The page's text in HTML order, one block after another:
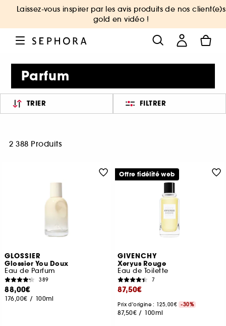
Laissez-vous inspirer par les avis produits de nos client(e)s
gold en vidéo !
Parfum
TRIER FILTRER
2 388 Produits
GLOSSIER
Glossier You Doux
Eau de Parfum
389
88,00€
176,00€ / 100ml
GIVENCHY
Xeryus Rouge
Eau de Toilette
7
87,50€
Prix d'origine : 125,00€ -30%
87,50€ / 100ml
Offre fidélité web